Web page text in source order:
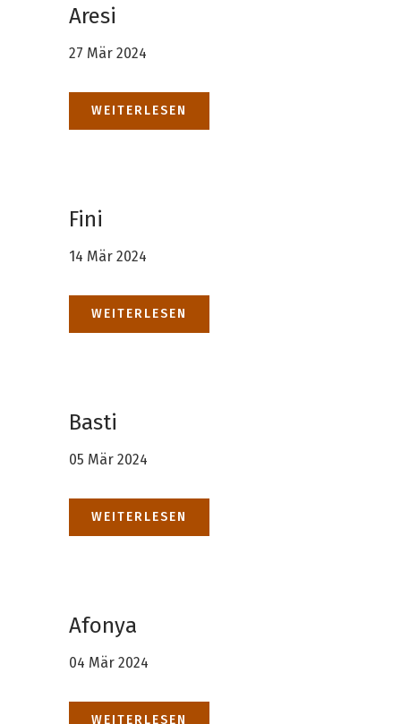
Aresi
27 Mär 2024
WEITERLESEN
Fini
14 Mär 2024
WEITERLESEN
Basti
05 Mär 2024
WEITERLESEN
Afonya
04 Mär 2024
WEITERLESEN